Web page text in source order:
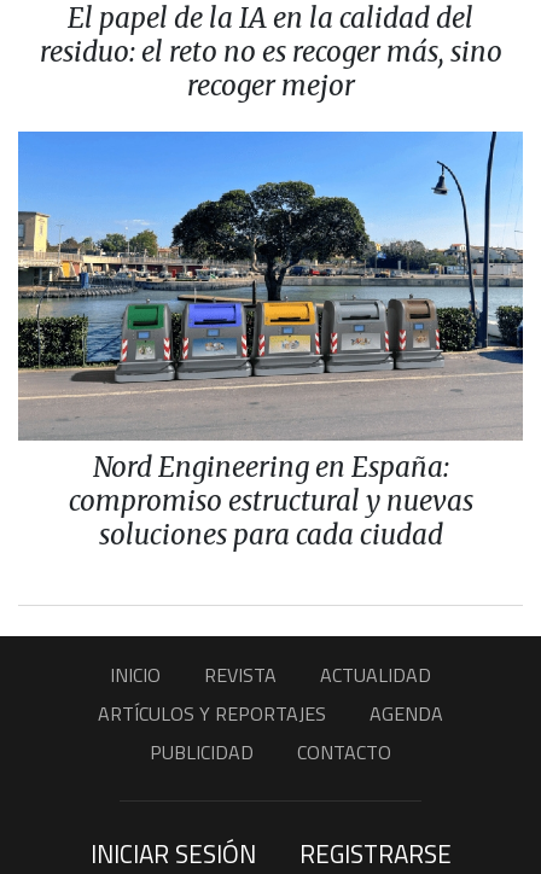
El papel de la IA en la calidad del
residuo: el reto no es recoger más, sino
recoger mejor
Nord Engineering en España:
compromiso estructural y nuevas
soluciones para cada ciudad
INICIO REVISTA
ACTUALIDAD
ARTÍCULOS Y REPORTAJES
AGENDA
PUBLICIDAD
CONTACTO
INICIAR SESIÓN REGISTRARSE